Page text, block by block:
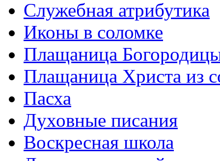
Служебная атрибутика
Иконы в соломке
Плащаница
Плащаница Христа из
Пасха
Духовные писания
Воскресная школа